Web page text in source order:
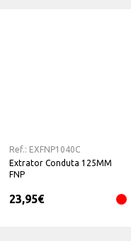
Ref.: EXFNP1040C
Extrator Conduta 125MM
FNP
23,95€